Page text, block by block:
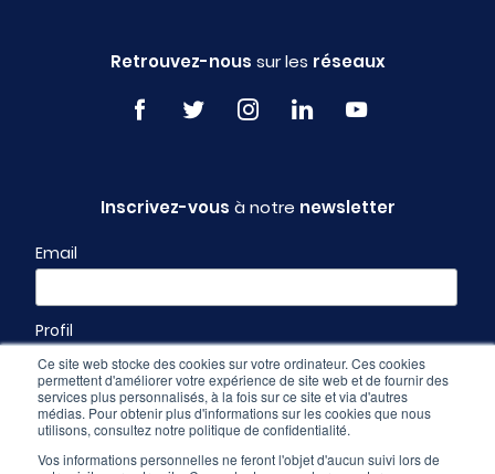
Ce site web stocke des cookies sur votre ordinateur. Ces cookies
permettent d'améliorer votre expérience de site web et de fournir des
services plus personnalisés, à la fois sur ce site et via d'autres
médias. Pour obtenir plus d'informations sur les cookies que nous
utilisons, consultez notre politique de confidentialité.
Vos informations personnelles ne feront l'objet d'aucun suivi lors de
Retrouvez-nous sur les réseaux
Inscrivez-vous à notre newsletter
Email
Profil